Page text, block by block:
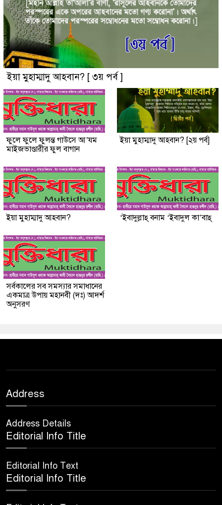
ইয়া মুহাম্মাদু আহবান? [ ৩য় পর্ব ]
ফুলে ফুলে ফুলন্ত গাউসে আ’যম
মাইজভাণ্ডারীর ফুল বাগান
ইয়া মুহাম্মাদু আহবান? [২য় পর্ব]
ইয়া মুহাম্মাদু আহবান? ‘ইবাদুল্লাহ্ বনাম ‘ইবাদুল কা’বাহ্
সর্বকালের সব সমস্যার সমাধানের
একমাত্র উপায় মহানবী (দঃ) আদর্শ
অনুসরণ
Address
Address Details
Editorial Info Title
Editorial Info Text
Editorial Info Title